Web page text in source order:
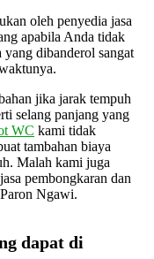
oleh penyedia jasa
apabila Anda tidak
yang dibanderol sangat
jika jarak tempuh
selang panjang yang
WC kami tidak
tambahan biaya
Malah kami juga
pembongkaran dan
Ngawi.
dapat di